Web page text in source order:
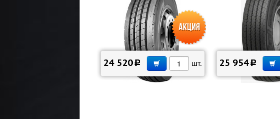
В КОРЗИНУ
24 520 c шт.
В КОРЗИНУ
25 954c